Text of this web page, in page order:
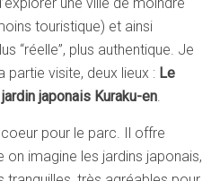
touristique) et ainsi
“réelle”, plus authentique. Je
visite, deux lieux : Le
japonais Kuraku-en.
pour le parc. Il offre
imagine les jardins japonais,